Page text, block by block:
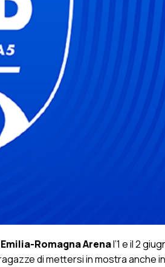
Emilia-Romagna Arenal’1 e il 2
di mettersi in mostra anche